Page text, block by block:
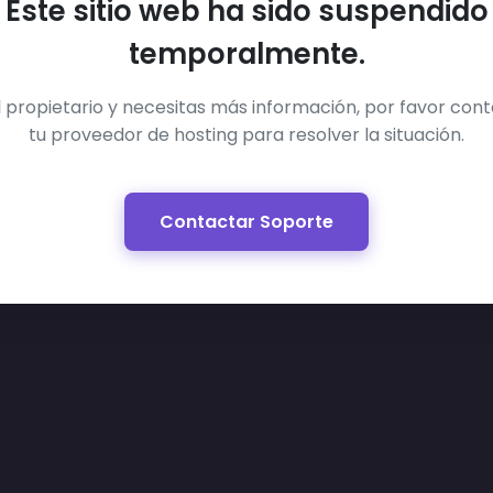
Este sitio web ha sido suspendido
temporalmente.
propietario y necesitas más información, por favor
tu proveedor de hosting para resolver la situación.
Contactar Soporte